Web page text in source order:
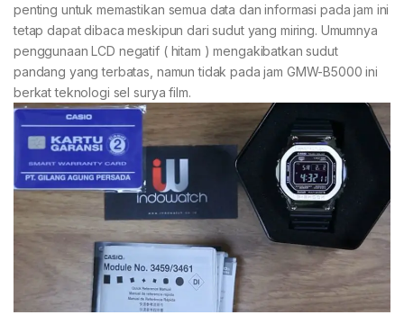
penting untuk memastikan semua data dan informasi pada jam ini
tetap dapat dibaca meskipun dari sudut yang miring. Umumnya
penggunaan LCD negatif ( hitam ) mengakibatkan sudut
pandang yang terbatas, namun tidak pada jam GMW-B5000 ini
berkat teknologi sel surya film.